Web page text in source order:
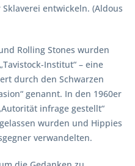
entwickeln. (Aldous
Rolling Stones wurden
Institut“ – eine
durch den Schwarzen
genannt. In den 1960er
infrage gestellt“
wurden und Hippies
verwandelten.